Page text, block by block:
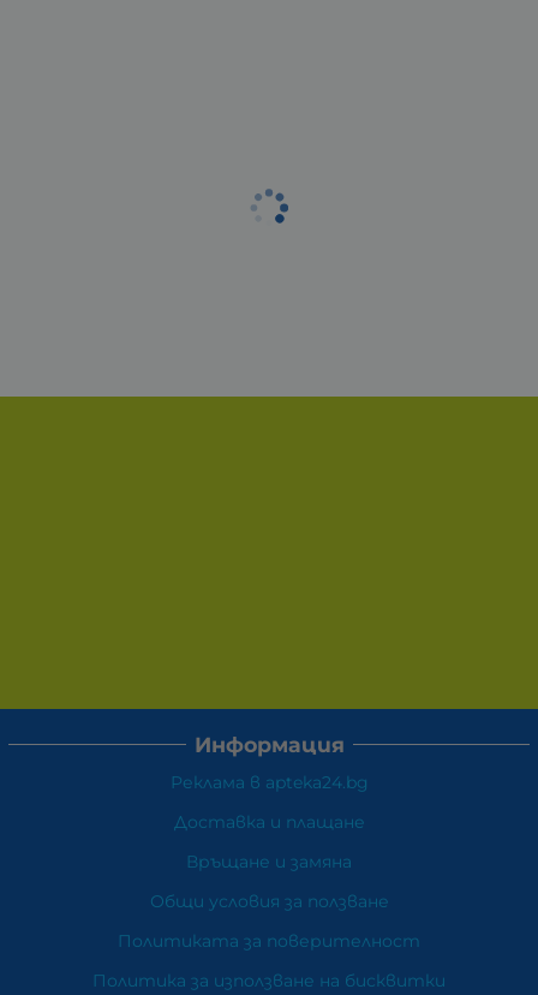
Информация
Реклама в apteka24.bg
Доставка и плащане
Връщане и замяна
Общи условия за ползване
Политиката за поверителност
Политика за използване на бисквитки